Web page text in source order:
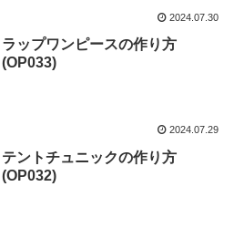
2024.07.30
ラップワンピースの作り方
(OP033)
2024.07.29
テントチュニックの作り方
(OP032)